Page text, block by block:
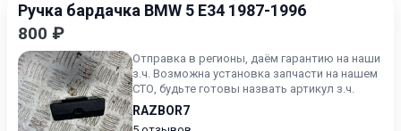
Ручка бардачка BMW 5 E34 1987-1996
800 ₽
Отправка в регионы, даём гарантию на наши
з.ч. Возможна установка запчасти на нашем
СТО, будьте готовы назвать артикул з.ч.
RAZBOR7